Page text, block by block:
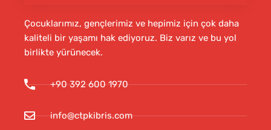
Çocuklarımız, gençlerimiz ve hepimiz için çok daha
kaliteli bir yaşamı hak ediyoruz. Biz varız ve bu yol
birlikte yürünecek.
+90 392 600 1970
info@ctpkibris.com